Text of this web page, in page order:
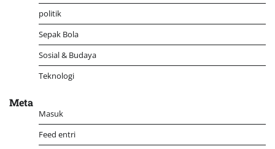
politik
Sepak Bola
Sosial & Budaya
Teknologi
Meta
Masuk
Feed entri